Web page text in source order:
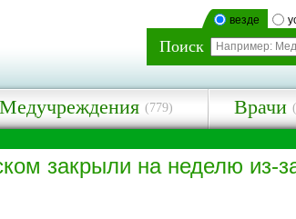
везде
Поиск
Медучреждения (779) Врачи
закрыли на неделю из-